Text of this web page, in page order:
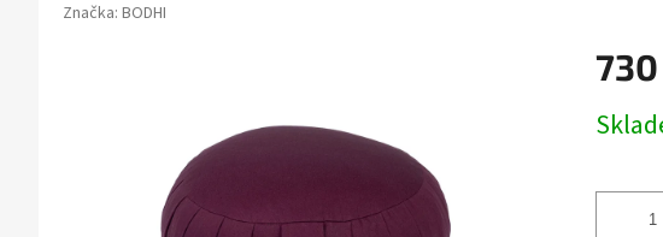
Značka: BODHI
730
cena: